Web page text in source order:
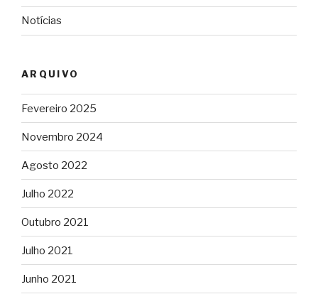
Notícias
ARQUIVO
Fevereiro 2025
Novembro 2024
Agosto 2022
Julho 2022
Outubro 2021
Julho 2021
Junho 2021